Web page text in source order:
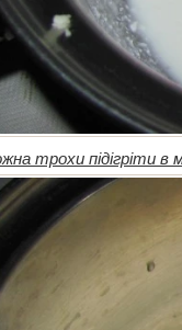
трохи підігріти